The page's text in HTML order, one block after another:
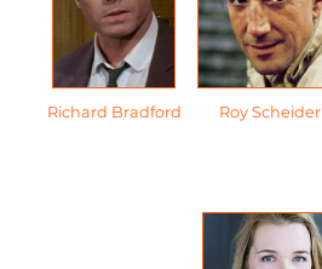
Richard Bradford Roy Scheider